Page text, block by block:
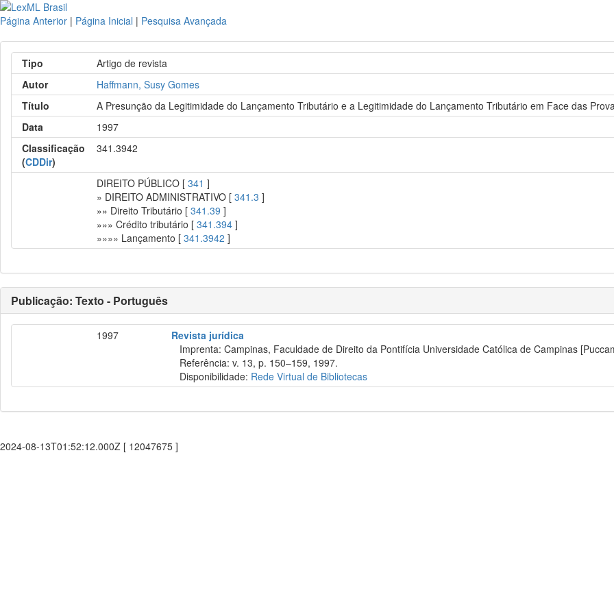
Página Anterior | Página Inicial | Pesquisa Avançada
Tipo
Artigo de revista
Autor
Haffmann, Susy Gomes
Título
A Presunção da Legitimidade do Lançamento Tributário e a Legitimidade do Lançamento Tributário em Face das
Data
1997
Classificação
(CDDir)
341.3942
DIREITO PÚBLICO [341 ]
» DIREITO ADMINISTRATIVO [341.3 ]
»» Direito Tributário [341.39 ]
»»» Crédito tributário [341.394 ]
»»»» Lançamento [341.3942 ]
Publicação: Texto - Português
1997
Revista jurídica
Imprenta: Campinas, Faculdade de Direito da Pontifícia Universidade Católica de Campinas
Referência: v. 13, p. 150–159, 1997.
Disponibilidade: Rede Virtual de Bibliotecas
2024-08-13T01:52:12.000Z [ 12047675 ]